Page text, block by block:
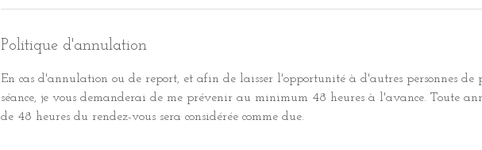
Politique d'annulation
En cas d'annulation ou de report, et afin de laisser l'opportunité à d'autres personnes de
séance, je vous demanderai de me prévenir au minimum 48 heures à l'avance. Toute
de 48 heures du rendez-vous sera considérée comme due.